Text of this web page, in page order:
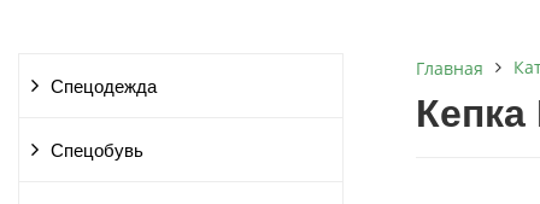
Спецодежда
Спецобувь
Главная
Кепка